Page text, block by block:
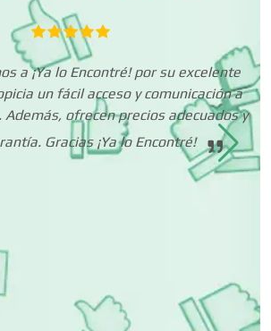
de Espectáculos
de Nutrición
Turísticos
a ¡Ya lo Encontré! por su excelente
un fácil acceso y comunicación a
ofrecen precios adecuados y
Gracias ¡Ya lo Encontré!